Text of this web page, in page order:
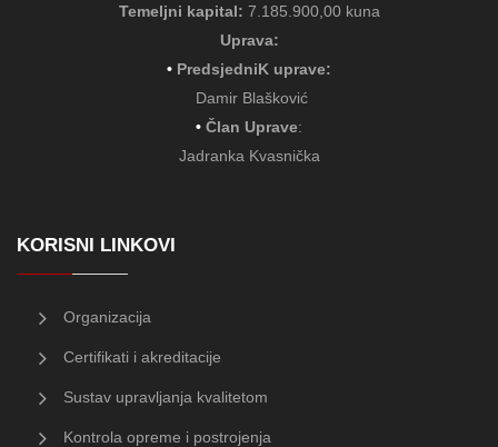
Temeljni kapital: 7.185.900,00 kuna
Uprava:
• PredsjedniK uprave:
Damir Blašković
• Član Uprave:
Jadranka Kvasnička
KORISNI LINKOVI
Organizacija
Certifikati i akreditacije
Sustav upravljanja kvalitetom
Kontrola opreme i postrojenja